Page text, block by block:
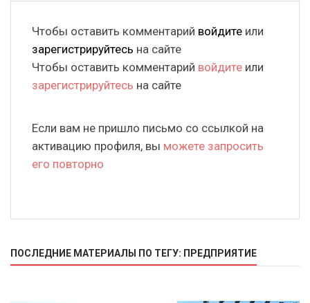
Чтобы оставить комментарий войдите или
зарегистрируйтесь на сайте
Чтобы оставить комментарий войдите или
зарегистрируйтесь на сайте
Если вам не пришло письмо со ссылкой на
активацию профиля, вы можете запросить
его повторно
ПОСЛЕДНИЕ МАТЕРИАЛЫ ПО ТЕГУ: ПРЕДПРИЯТИЕ